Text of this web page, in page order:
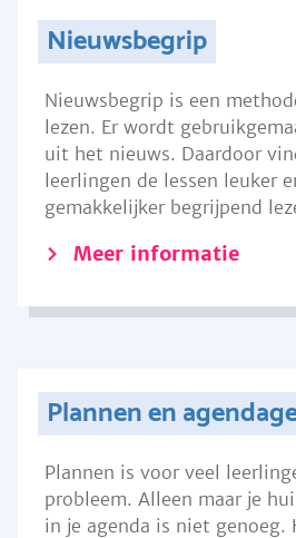
Nieuwsbegrip
Nieuwsbegrip is een
lezen. Er wordt
uit het nieuws. Daardoor
leerlingen de lessen leuker
gemakkelijker begrijpend
Meer informatie
Plannen en
Plannen is voor veel
probleem. Alleen maar je
in je agenda is niet genoeg.